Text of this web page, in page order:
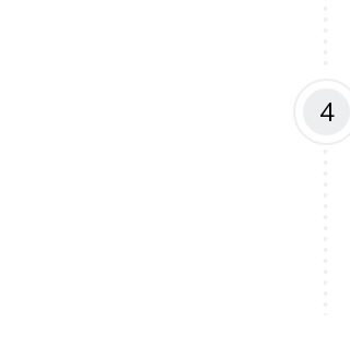
4